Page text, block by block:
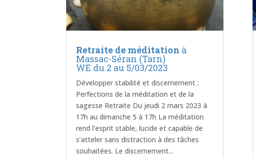
Retraite de méditation à
Massac-Séran (Tarn)
WE du 2 au 5/03/2023
Développer stabilité et discernement :
Perfections de la méditation et de la
sagesse Retraite Du jeudi 2 mars 2023 à
17h au dimanche 5 à 17h La méditation
rend l’esprit stable, lucide et capable de
s’atteler sans distraction à des tâches
souhaitées. Le discernement...